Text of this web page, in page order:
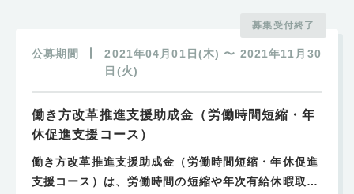
募集受付終了
公募期間 2021年04月01日(木) 〜 2021年11月30
日(火)
働き方改革推進支援助成金（労働時間短縮・年
休促進支援コース）
働き方改革推進支援助成金（労働時間短縮・年休促進
支援コース）は、労働時間の短縮や年次有給休暇取得